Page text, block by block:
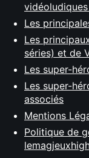
Les
Les
séries) et de
Les super-
Les super-
associés
Mentions
Politique de